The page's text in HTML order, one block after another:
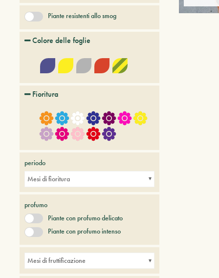
Piante resistenti allo smog
Colore delle foglie
Fioritura
periodo
Mesi di fioritura
profumo
Piante con profumo delicato
Piante con profumo intenso
Mesi di fruttificazione